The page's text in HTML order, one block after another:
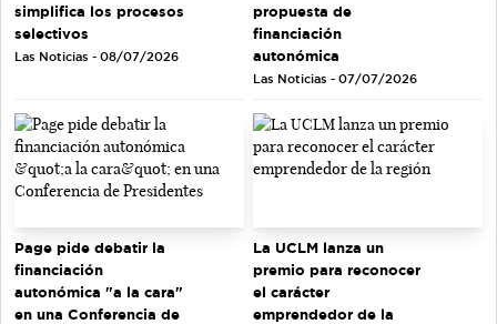
simplifica los procesos
selectivos
Las Noticias - 08/07/2026
propuesta de
financiación
autonómica
Las Noticias - 07/07/2026
Page pide debatir la
financiación
autonómica "a la cara"
en una Conferencia de
La UCLM lanza un
premio para reconocer
el carácter
emprendedor de la